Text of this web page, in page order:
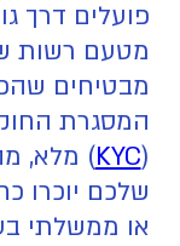
פועלים דרך
מבטיחים
המסגרת
(
KYC) מלא,
שלכם יוכרו
או ממשלתי